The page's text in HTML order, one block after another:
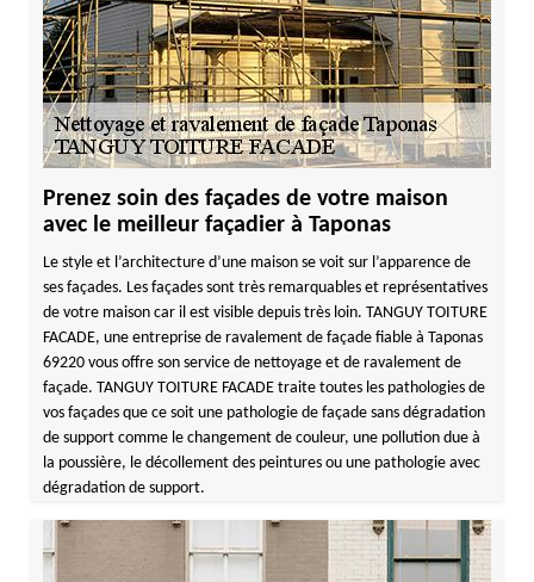
Prenez soin des façades de votre maison
avec le meilleur façadier à Taponas
Le style et l’architecture d’une maison se voit sur l’apparence de
ses façades. Les façades sont très remarquables et représentatives
de votre maison car il est visible depuis très loin. TANGUY TOITURE
FACADE, une entreprise de ravalement de façade fiable à Taponas
69220 vous offre son service de nettoyage et de ravalement de
façade. TANGUY TOITURE FACADE traite toutes les pathologies de
vos façades que ce soit une pathologie de façade sans dégradation
de support comme le changement de couleur, une pollution due à
la poussière, le décollement des peintures ou une pathologie avec
dégradation de support.